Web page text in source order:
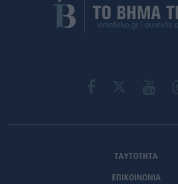
ΤΑΥΤΟΤΗΤΑ
ΕΠΙΚΟΙΝΩΝΙΑ